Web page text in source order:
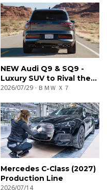
NEW Audi Q9 & SQ9 -
Luxury SUV to Rival the
BMW X7
2026/07/29 ＢＭＷ Ｘ７
Mercedes C-Class (2027)
Production Line
2026/07/14